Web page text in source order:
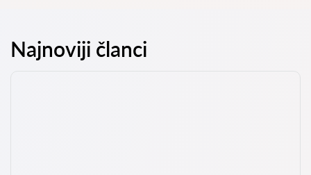
Najnoviji članci